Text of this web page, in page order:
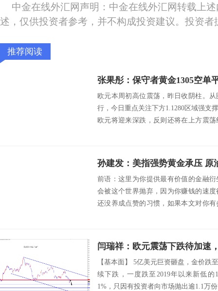
中金在线外汇网声明：中金在线外汇网转载上
述，仅供投资者参考，并不构成投资建议。投资
推荐阅读
张果彤：保守者黄金1305空单
欧元本周初高位震荡，昨日收阴柱。
行，今日重点关注下方1.1280区域强支
欧元将迎来深跌，反则还将在上方震
孙建发：美指强势黄金承压 原
前语：这里为你提供最有价值的金融
会被这个世界抛弃，因为你赚钱的速
还没养成点赞的习惯，如果本文对你
闫瑞祥：欧元震荡下跌待加速
【基本面】 5亿美元巨资砸盘，金价跌
续下跌，一度跌至2019年以来新低的
1%，只因有投资者向市场抛出逾1.1万